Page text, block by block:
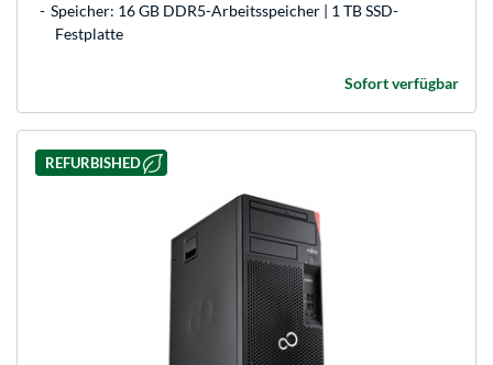
Speicher: 16 GB DDR5-Arbeitsspeicher | 1 TB SSD-
Festplatte
Sofort verfügbar
REFURBISHED